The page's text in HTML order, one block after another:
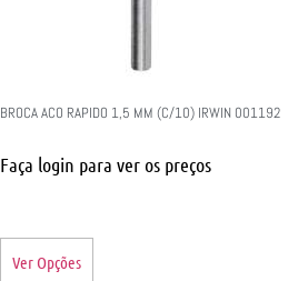
BROCA ACO RAPIDO 1,5 MM (C/10) IRWIN 001192
Faça login para ver os preços
Ver Opções